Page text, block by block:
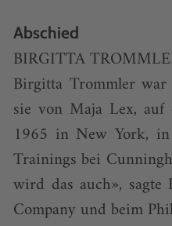
Abschied
BIRGITTA
Birgitta Trommler war
sie von Maja Lex,
1965 in New York,
Trainings bei
wird das auch»,
Company und beim